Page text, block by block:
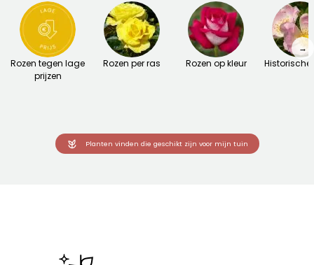
Rozen tegen lage
prijzen
Rozen per ras Rozen op kleur Historische
→
Planten vinden die geschikt zijn voor mijn tuin